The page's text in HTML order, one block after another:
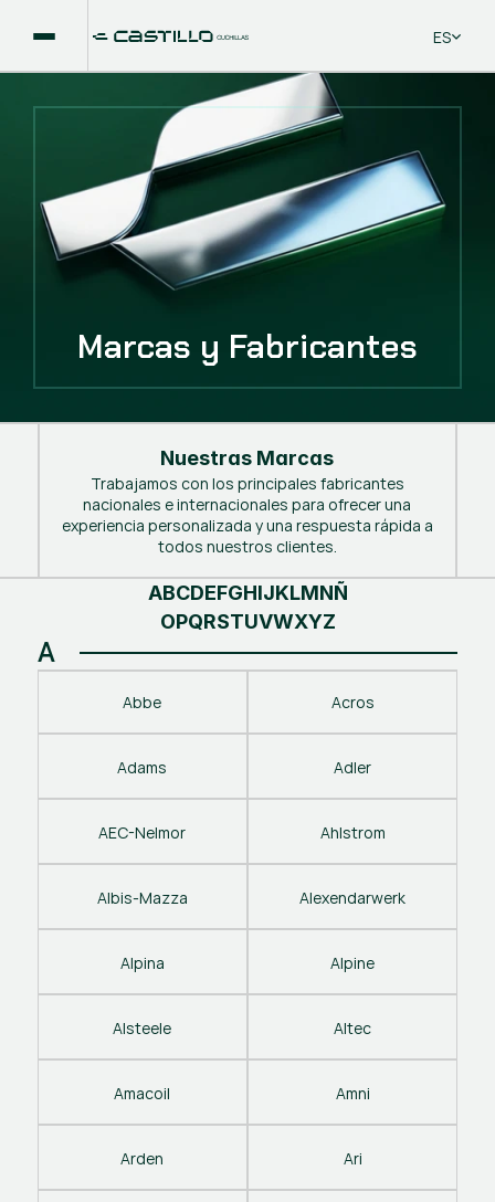
Select
ES
Nuestras Marcas
Trabajamos con los principales fabricantes
nacionales e internacionales para ofrecer una
experiencia personalizada y una respuesta rápida a
todos nuestros clientes.
A
Abbe Acros
Adams Adler
AEC-Nelmor Ahlstrom
Albis-Mazza Alexendarwerk
Alpina Alpine
Alsteele Altec
Amacoil Amni
Arden Ari
ABCDEFGHIJKLMNÑ
OPQRSTUVWXYZ
Marcas y Fabricantes